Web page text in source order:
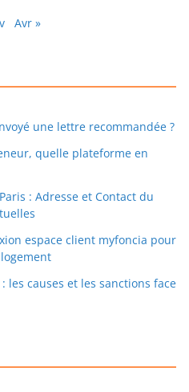
Avr »
une lettre recommandée ?
quelle plateforme en
: Adresse et Contact du
espace client myfoncia pour
causes et les sanctions face